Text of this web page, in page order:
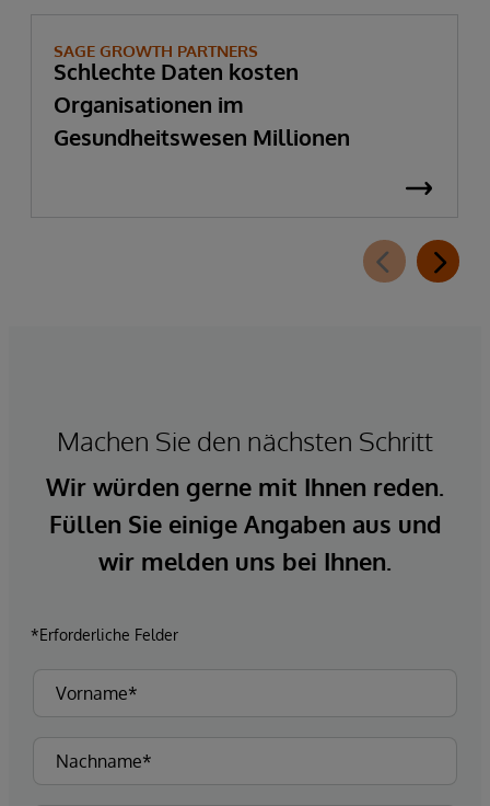
SAGE GROWTH PARTNERS
Schlechte Daten kosten
Organisationen im
Gesundheitswesen Millionen
Machen Sie den nächsten Schritt
Wir würden gerne mit Ihnen reden.
Füllen Sie einige Angaben aus und
wir melden uns bei Ihnen.
*Erforderliche Felder